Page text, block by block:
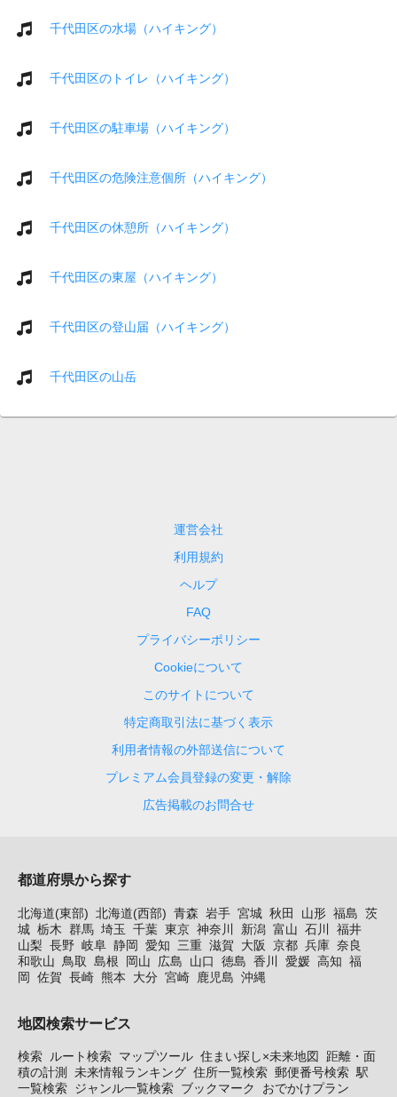
千代田区の水場（ハイキング）
千代田区のトイレ（ハイキング）
千代田区の駐車場（ハイキング）
千代田区の危険注意個所（ハイキング）
千代田区の休憩所（ハイキング）
千代田区の東屋（ハイキング）
千代田区の登山届（ハイキング）
千代田区の山岳
運営会社
利用規約
ヘルプ
FAQ
プライバシーポリシー
Cookieについて
このサイトについて
特定商取引法に基づく表示
利用者情報の外部送信について
プレミアム会員登録の変更・解除
広告掲載のお問合せ
都道府県から探す
北海道(東部) 北海道(西部) 青森 岩手 宮城 秋田 山形 福島 茨
城 栃木 群馬 埼玉 千葉 東京 神奈川 新潟 富山 石川
福井
山梨 長野 岐阜 静岡 愛知 三重 滋賀 大阪 京都 兵庫 奈良
和歌山
鳥取 島根 岡山 広島 山口 徳島 香川 愛媛 高知 福
岡 佐賀 長崎 熊本 大分 宮崎 鹿児島 沖縄
地図検索サービス
検索 ルート検索 マップツール 住まい探し×未来地図
距離・面
積の計測
未来情報ランキング 住所一覧検索 郵便番号検索 駅
一覧検索 ジャンル一覧検索 ブックマーク おでかけプラン